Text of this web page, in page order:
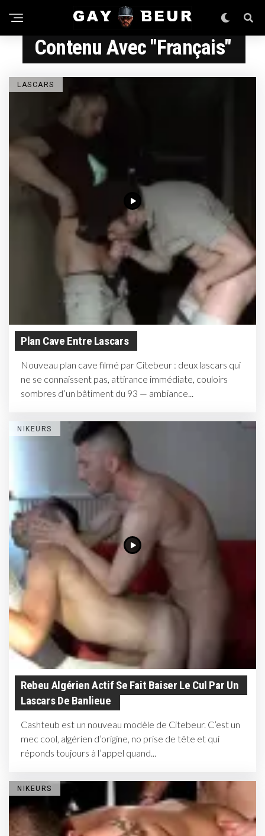
Contenu Avec "français"
LASCARS
Plan Cave Entre Lascars
Nouveau plan cave filmé par Citebeur : deux lascars qui
ne se connaissent pas, attirance immédiate, couloirs
sombres d’un bâtiment du 93 — ambiance...
NIKEURS
Rebeu Algérien Actif Se Fait Baiser Le Cul Par Un
Lascars De Banlieue
Cashteub est un nouveau modèle de Citebeur. C’est un
mec cool, algérien d’origine, no prise de tête et qui
réponds toujours à l’appel quand...
NIKEURS